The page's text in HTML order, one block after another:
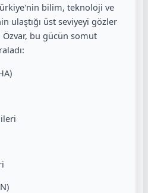
bilim, teknoloji ve
ulaştığı üst seviyeyi gözler
bu gücün somut